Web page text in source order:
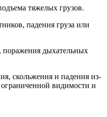
тяжелых грузов.
падения груза или
поражения дыхательных
скольжения и падения из-
видимости и